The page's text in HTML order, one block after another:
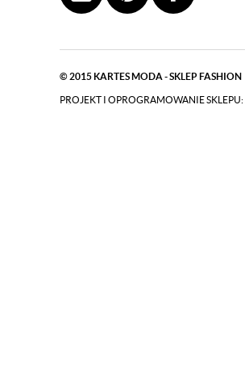
© 2015 KARTES MODA - SKLEP FASHION
|
PROJEKT I OPROGRAMOWANIE SKLEPU: